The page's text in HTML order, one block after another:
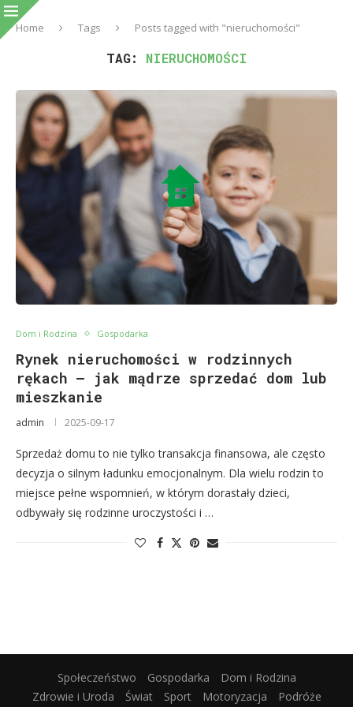
Home Tags Posts tagged with "nieruchomości"
TAG: NIERUCHOMOŚCI
Dom i Rodzina Gospodarka
Rynek nieruchomości w rodzinnych
rękach – jak mądrze sprzedać dom lub
mieszkanie
admin 2025-09-17
Sprzedaż domu to nie tylko transakcja finansowa, ale często
decyzja o silnym ładunku emocjonalnym. Dla wielu rodzin to
miejsce pełne wspomnień, w którym dorastały dzieci,
odbywały się rodzinne uroczystości i …
Społeczeństwo Gospodarka
Dom i Rodzina
Zdrowie i Uroda
Świat Sport Motoryzacja Podróże